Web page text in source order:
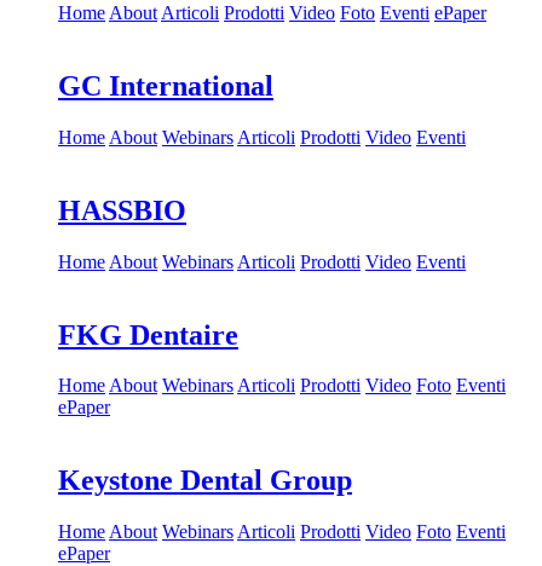
Home About Articoli Prodotti Video Foto Eventi ePaper
GC International
Home About Webinars Articoli Prodotti Video Eventi
HASSBIO
Home About Webinars Articoli Prodotti Video Eventi
FKG Dentaire
HomeAbout WebinarsArticoli Prodotti Video Foto Eventi
ePaper
Keystone Dental Group
Home About Webinars Articoli Prodotti Video Foto Eventi
ePaper